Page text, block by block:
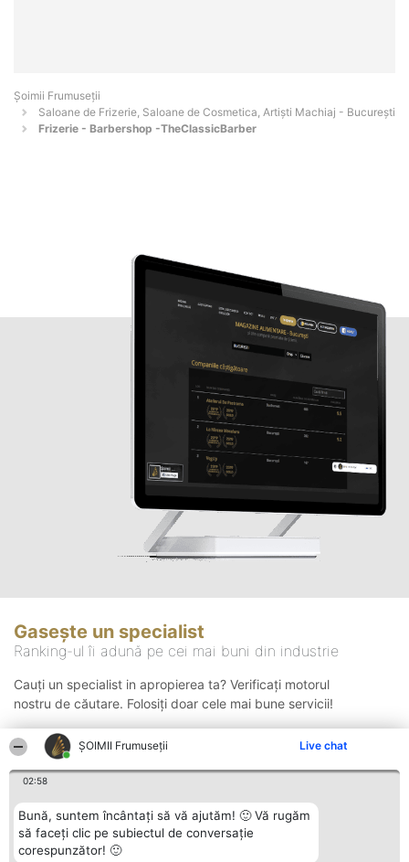
ȘOIMII Frumuseții Live chat
02:58
Bună, suntem încântați să vă ajutăm! 🙂 Vă rugăm
să faceți clic pe subiectul de conversație
corespunzător! 🙂
Șoimii Frumuseții
Saloane de Frizerie, Saloane de Cosmetica, Artiști Machiaj - Bucureşti
Frizerie - Barbershop -TheClassicBarber
Gasește un specialist
Ranking-ul îi adună pe cei mai buni din industrie
Cauți un specialist in apropierea ta? Verificați motorul
nostru de căutare. Folosiți doar cele mai bune servicii!